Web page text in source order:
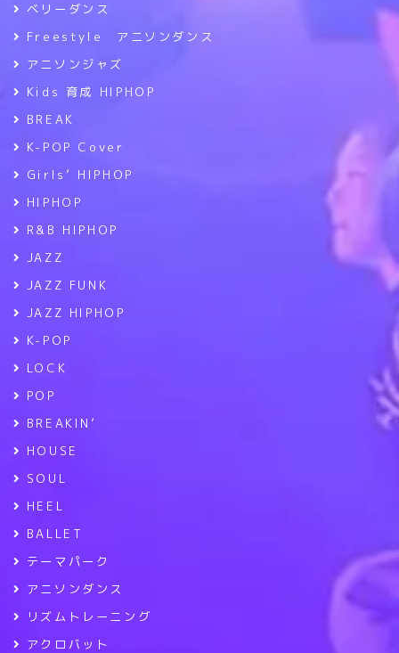
ベリーダンス
Freestyle アニソンダンス
アニソンジャズ
Kids 育成 HIPHOP
BREAK
K-POP Cover
Girls’ HIPHOP
HIPHOP
R&B HIPHOP
JAZZ
JAZZ FUNK
JAZZ HIPHOP
K-POP
LOCK
POP
BREAKIN’
HOUSE
SOUL
HEEL
BALLET
テーマパーク
アニソンダンス
リズムトレーニング
アクロバット